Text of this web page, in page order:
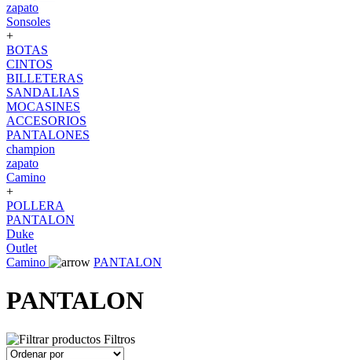
zapato
Sonsoles
+
BOTAS
CINTOS
BILLETERAS
SANDALIAS
MOCASINES
ACCESORIOS
PANTALONES
champion
zapato
Camino
+
POLLERA
PANTALON
Duke
Outlet
Camino
PANTALON
PANTALON
Filtros